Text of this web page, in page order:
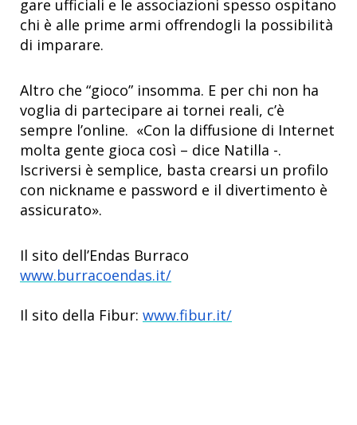
gare ufficiali e le associazioni spesso ospitano
chi è alle prime armi offrendogli la possibilità
di imparare.
Altro che “gioco” insomma. E per chi non ha
voglia di partecipare ai tornei reali, c’è
sempre l’online. «Con la diffusione di Internet
molta gente gioca così – dice Natilla -.
Iscriversi è semplice, basta crearsi un profilo
con nickname e password e il divertimento è
assicurato».
Il sito dell’Endas Burraco
www.burracoendas.it/
Il sito della Fibur: www.fibur.it/